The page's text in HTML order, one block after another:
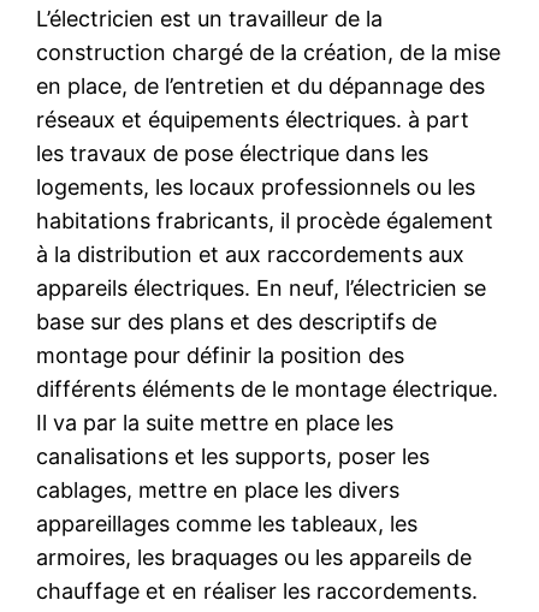
L’électricien est un travailleur de la
construction chargé de la création, de la mise
en place, de l’entretien et du dépannage des
réseaux et équipements électriques. à part
les travaux de pose électrique dans les
logements, les locaux professionnels ou les
habitations frabricants, il procède également
à la distribution et aux raccordements aux
appareils électriques. En neuf, l’électricien se
base sur des plans et des descriptifs de
montage pour définir la position des
différents éléments de le montage électrique.
Il va par la suite mettre en place les
canalisations et les supports, poser les
cablages, mettre en place les divers
appareillages comme les tableaux, les
armoires, les braquages ou les appareils de
chauffage et en réaliser les raccordements.